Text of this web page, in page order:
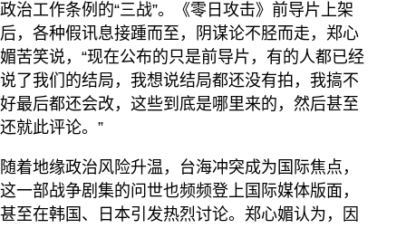
政治工作条例的“三战”。《零日攻击》前导片上架
后，各种假讯息接踵而至，阴谋论不胫而走，郑心
媚苦笑说，“现在公布的只是前导片，有的人都已经
说了我们的结局，我想说结局都还没有拍，我搞不
好最后都还会改，这些到底是哪里来的，然后甚至
还就此评论。”
随着地缘政治风险升温，台海冲突成为国际焦点，
这一部战争剧集的问世也频频登上国际媒体版面，
甚至在韩国、日本引发热烈讨论。郑心媚认为，因